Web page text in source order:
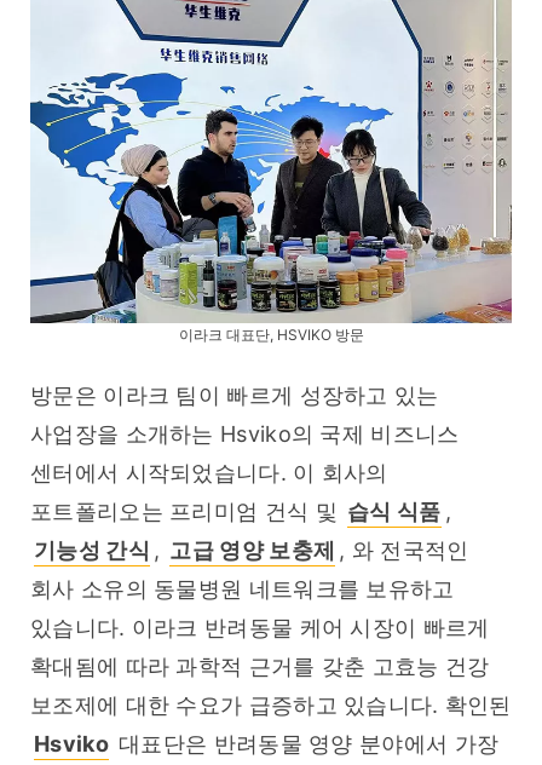
이라크 대표단, HSVIKO 방문
방문은 이라크 팀이 빠르게 성장하고 있는
사업장을 소개하는 Hsviko의 국제 비즈니스
센터에서 시작되었습니다. 이 회사의
포트폴리오는 프리미엄 건식 및 습식 식품
기능성 간식 , 고급 영양 보충제 , 와 전국적인
회사 소유의 동물병원 네트워크를 보유하고
있습니다. 이라크 반려동물 케어 시장이 빠르게
확대됨에 따라 과학적 근거를 갖춘 고효능 건강
Hsviko 대표단은 반려동물 영양 분야에서 가장